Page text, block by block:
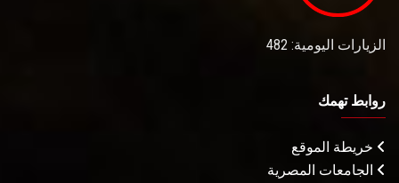
الزيارات اليومية: 482
روابط تهمك
خريطة الموقع
الجامعات المصرية